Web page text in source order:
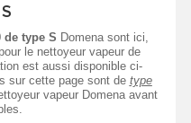
de type S Domena sont ici,
le nettoyeur vapeur de
est aussi disponible ci-
sur cette page sont de type
vapeur Domena avant